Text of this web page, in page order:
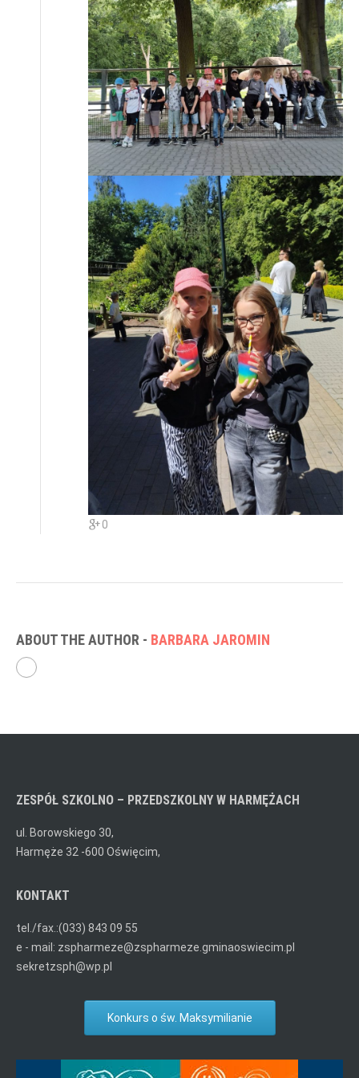
0
ABOUT THE AUTHOR - BARBARA JAROMIN
ZESPÓŁ SZKOLNO – PRZEDSZKOLNY W HARMĘŻACH
ul. Borowskiego 30,
Harmęże 32 -600 Oświęcim,
KONTAKT
tel./fax.:(033) 843 09 55
e - mail: zspharmeze@zspharmeze.gminaoswiecim.pl
sekretzsph@wp.pl
Konkurs o św. Maksymilianie